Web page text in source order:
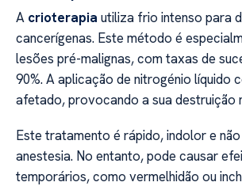
A crioterapia utiliza frio intenso para
cancerígenas. Este método é
lesões pré-malignas, com taxas de
90%. A aplicação de nitrogénio líquido
afetado, provocando a sua destruição
Este tratamento é rápido, indolor e
anestesia. No entanto, pode causar
temporários, como vermelhidão ou